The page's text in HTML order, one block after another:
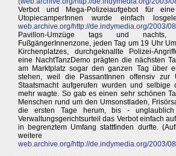
Verbot und Mega-Polizeiaufgebot für eine
UtopiecamperInnen wurde einfach
web.archive.org/http://de.indymedia.org/2003/
Pavillon-Umzüge tags und
FußgängerInnenzone, jeden Tag um 19 Uhr
Kirchenplatzes, durchgeknallte Polizei-
eine NachtTanzDemo prägten die nächsten
am Marktplatz sogar den ganzen Tag über
stehen, weil die PassantInnen offensiv zur
Staatsmacht aufgerufen wurden und
mehr wagte. So gab es einen sehr schönen
Menschen rund um den Umsonstladen,
die ersten Tage herum, bis -
Verwaltungsgerichtsurteil das Verbot einfach
in begrenztem Umfang stattfinden durfte.
weitere
web.archive.org/http://de.indymedia.org/2003/